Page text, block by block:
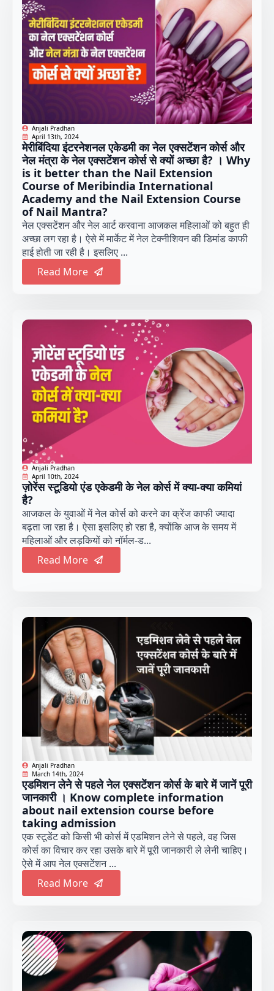
Anjali Pradhan
April 13th, 2024
मेरीबिंदिया इंटरनेशनल एकेडमी का नेल एक्सटेंशन कोर्स और
नेल मंत्रा के नेल एक्सटेंशन कोर्स से क्यों अच्छा है? । Why
is it better than the Nail Extension
Course of Meribindia International
Academy and the Nail Extension Course
of Nail Mantra?
नेल एक्सटेंशन और नेल आर्ट करवाना आजकल महिलाओं को बहुत ही
अच्छा लग रहा है। ऐसे में मार्केट में नेल टेक्नीशियन की डिमांड काफी
हाई होती जा रही है। इसलिए ...
Read More
Anjali Pradhan
April 10th, 2024
ज़ोरेंस स्टूडियो एंड एकेडमी के नेल कोर्स में क्या-क्या कमियां
है?
आजकल के युवाओं में नेल कोर्स को करने का क्रेंज काफी ज्यादा
बढ़ता जा रहा है। ऐसा इसलिए हो रहा है, क्योंकि आज के समय में
महिलाओं और लड़कियों को नॉर्मल-ड...
Read More
Anjali Pradhan
March 14th, 2024
एडमिशन लेने से पहले नेल एक्सटेंशन कोर्स के बारे में जानें पूरी
जानकारी । Know complete information
about nail extension course before
taking admission
एक स्टूडेंट को किसी भी कोर्स में एडमिशन लेने से पहले, वह जिस
कोर्स का विचार कर रहा उसके बारे में पूरी जानकारी ले लेनी चाहिए।
ऐसे में आप नेल एक्सटेंशन ...
Read More